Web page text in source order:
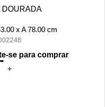
DOURADA
x A78.00cm
se para comprar